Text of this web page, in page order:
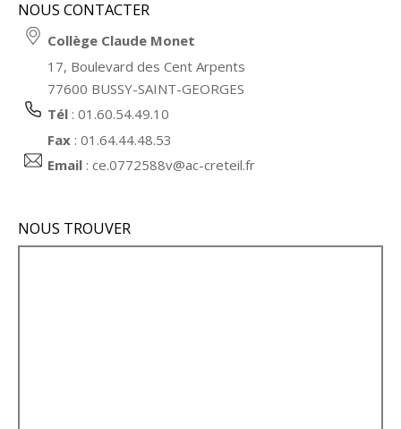
NOUS CONTACTER
Collège Claude Monet
17, Boulevard des Cent Arpents
77600 BUSSY-SAINT-GEORGES
Tél : 01.60.54.49.10
Fax : 01.64.44.48.53
Email :ce.0772588v@ac-creteil.fr
NOUS TROUVER